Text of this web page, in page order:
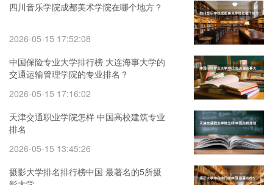
四川音乐学院成都美术学院在哪个地方？
2026-05-15 17:52:08
中国保险专业大学排行榜 大连海事大学的
交通运输管理学院的专业排名？
2026-05-15 17:16:02
天津交通职业学院怎样 中国高校建筑专业
排名
2026-05-15 13:45:26
摄影大学排名排行榜中国 最著名的5所摄